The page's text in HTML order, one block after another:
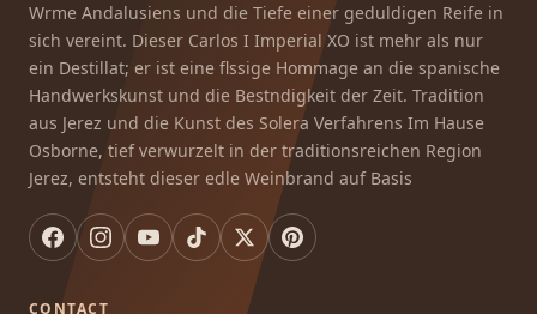
Wrme Andalusiens und die Tiefe einer geduldigen Reife in
sich vereint. Dieser Carlos I Imperial XO ist mehr als nur
ein Destillat; er ist eine flssige Hommage an die spanische
Handwerkskunst und die Bestndigkeit der Zeit. Tradition
aus Jerez und die Kunst des Solera Verfahrens Im Hause
Osborne, tief verwurzelt in der traditionsreichen Region
Jerez, entsteht dieser edle Weinbrand auf Basis
CONTACT